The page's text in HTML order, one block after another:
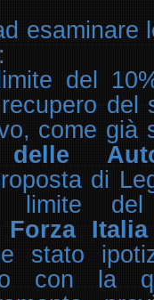
esaminare
del
del
come già
delle
di
limite
Forza Italia
stato
con la